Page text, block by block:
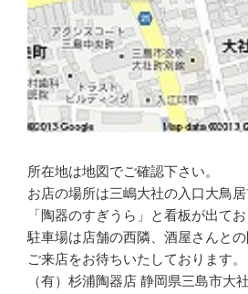
所在地は地図でご確認下さい。
お店の場所は三嶋大社の入口大鳥居
「陶器のすぎうら」と看板が出てお
駐車場は店舗の西隣、酒屋さんとの
ご来店をお待ちいたしております。
（有）杉浦陶器店 静岡県三島市大